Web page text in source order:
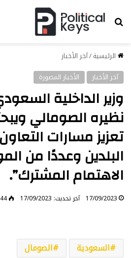
بحث عن
الرئيسية/آخر الأخبار
آخر الأخبار
الأخبار المصورة
وزير الداخلية
نظيره الصومالي
تعزيز مسارات
البلدين وعددًا من
الاهتمام المشترك”.
17/09/2023 آخر تحديث: 17/09/2023
السعودية الصومال